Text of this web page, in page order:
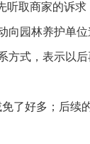
取商家的诉
园林养护单
式，表示以
了好多；后